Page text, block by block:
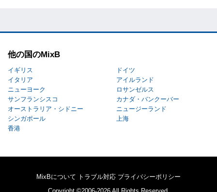
他の国のMixB
イギリス
ドイツ
イタリア
アイルランド
ニューヨーク
ロサンゼルス
サンフランシスコ
カナダ・バンクーバー
オーストラリア・シドニー
ニュージーランド
シンガポール
上海
香港
MixBについて トラブル対応 プライバシーポリシー